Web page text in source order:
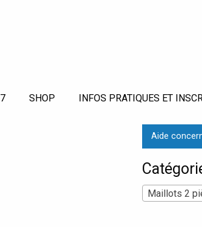
SHOP INFOS PRATIQUES ET
Aide
Maillots 2